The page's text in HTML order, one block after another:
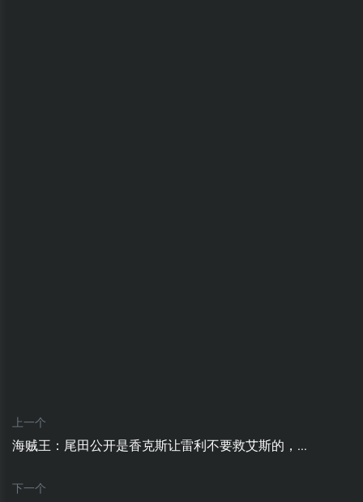
上一个
海贼王：尾田公开是香克斯让雷利不要救艾斯的，...
下一个